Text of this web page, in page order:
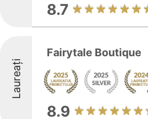
8.7
Laureați
Fairytale Boutique
8.9